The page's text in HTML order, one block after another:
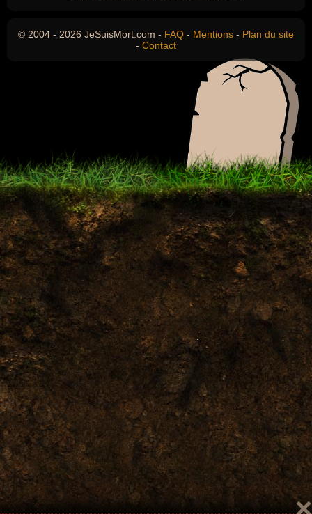
© 2004 - 2026 JeSuisMort.com - FAQ - Mentions - Plan du site
- Contact